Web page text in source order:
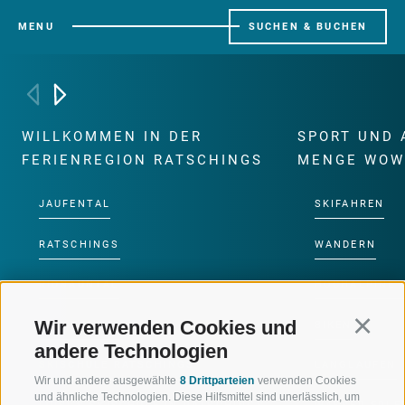
Wir verwenden Cookies und
andere Technologien
Wir und andere ausgewählte 8 Drittparteien verwenden Cookies
und ähnliche Technologien. Diese Hilfsmittel sind unerlässlich, um
MENU SUCHEN & BUCHEN
WILLKOMMEN IN DER
FERIENREGION RATSCHINGS
JAUFENTAL
RATSCHINGS
RIDNAUNTAL
BERGBAHNEN
SKISCHULE RATSCHINGS
SPORT UND
MENGE
SKIFAHREN
WANDERN
HOCHALPINE